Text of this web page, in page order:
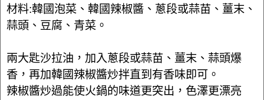
材料:韓國泡菜、韓國辣椒醬、蔥段或蒜苗、薑末、
蒜頭、豆腐、青菜。
兩大匙沙拉油，加入蔥段或蒜苗、薑末、蒜頭爆
香，再加韓國辣椒醬炒拌直到有香味即可。
辣椒醬炒過能使火鍋的味道更突出，色澤更漂亮